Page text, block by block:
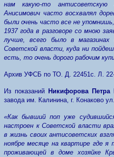
нам какую-то антисоветскую
Анисимович часто восхвалял
были очень часто все не
1937 года в разговоре со мною
лучше, всего было в
Советской власти, куда ни
есть, то очень дорого рабочим
Архив УФСБ по ТО. Д. 22451с. Л.
Из показаний Никифорова Петра
завода им. Калинина, г. Конаково
«Как бывший поп уже
настроен к Советской власти
в жизнь своих антисоветских
ноябре месяце на квартире где я
проживающей в доме хозяйке